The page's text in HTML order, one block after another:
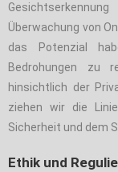
Überwachung von
das Potenzial
Bedrohungen zu
hinsichtlich der
ziehen wir die
Sicherheit und dem
Ethik und